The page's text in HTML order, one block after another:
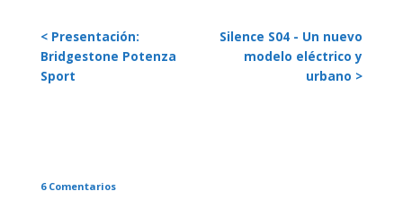
< Presentación:
Bridgestone Potenza
Sport
Silence S04 - Un nuevo
modelo eléctrico y
urbano >
6 Comentarios